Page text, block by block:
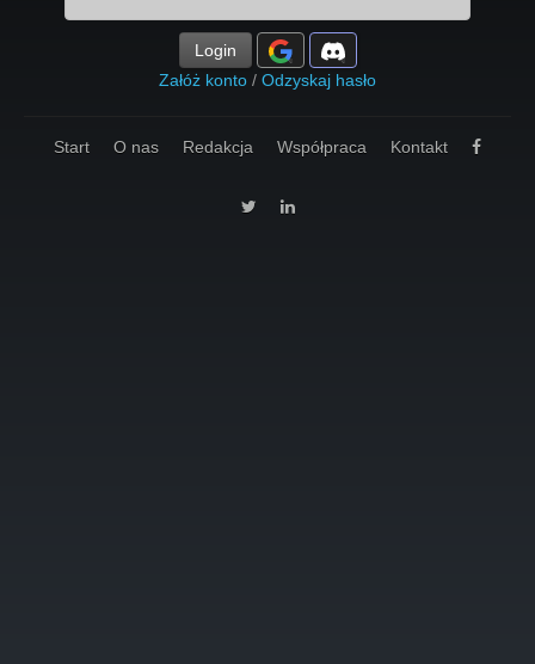
Login
Załóż konto / Odzyskaj hasło
Start O nas Redakcja Współpraca Kontakt